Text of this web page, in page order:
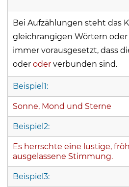
Bei Aufzählungen steht das
gleichrangigen Wörtern
immer vorausgesetzt, dass
oder oder verbunden sind.
Beispiel1:
Sonne, Mond und Sterne
Beispiel2:
Es herrschte eine lustige,
ausgelassene Stimmung.
Beispiel3: